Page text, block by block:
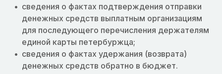
сведения о фактах подтверждения отправки
денежных средств выплатным организациям
для последующего перечисления держателям
единой карты петербуржца;
сведения о фактах удержания (возврата)
денежных средств обратно в бюджет.